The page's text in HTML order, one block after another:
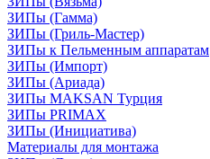
ЗИПы (Гамма)
ЗИПы (Гриль-Мастер)
ЗИПы к Пельменным аппаратам
ЗИПы (Импорт)
ЗИПы (Ариада)
ЗИПы MAKSAN Турция
ЗИПы PRIMAX
ЗИПы (Инициатива)
Материалы для монтажа